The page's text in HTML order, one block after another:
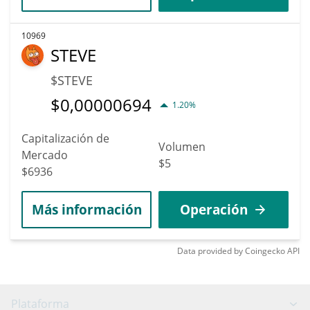
10969
STEVE
$STEVE
$0,00000694 1.20%
Capitalización de
Mercado
$6936
Volumen
$5
Más información Operación
Data provided byCoingeckoAPI
Plataforma